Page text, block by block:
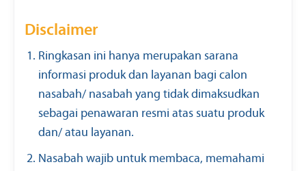
Disclaimer
Ringkasan ini hanya merupakan sarana
informasi produk dan layanan bagi calon
nasabah/ nasabah yang tidak dimaksudkan
sebagai penawaran resmi atas suatu produk
dan/ atau layanan.
Nasabah wajib untuk membaca, memahami